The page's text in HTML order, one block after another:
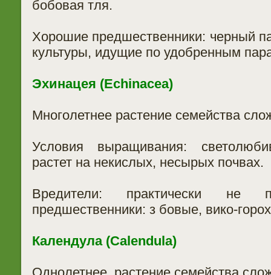
бобовая тля.
Хорошие предшественники: черный
культуры, идущие по удобренным
Эхинацея (Echinacea)
Многолетнее растение семейства
Условия выращивания:
растет на некислых, несырых почвах.
Вредители: практически не
предшественники: з бовые, вико-
Календула (Calendula)